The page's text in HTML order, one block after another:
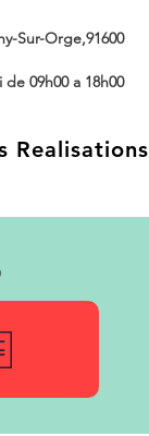
Sur-Orge,91600
09h00 a 18h00
Realisations